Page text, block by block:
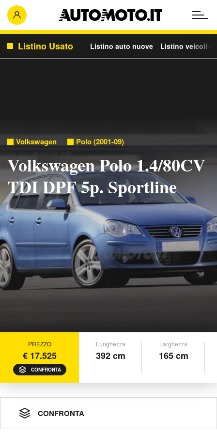
Listino Usato Listino auto nuove Listino veicoli
Volkswagen Polo (2001-09)
Volkswagen Polo 1.4/80CV
TDI DPF 5p. Sportline
PREZZO
€ 17.525
CONFRONTA
Lunghezza
392 cm
Larghezza
165 cm
CONFRONTA